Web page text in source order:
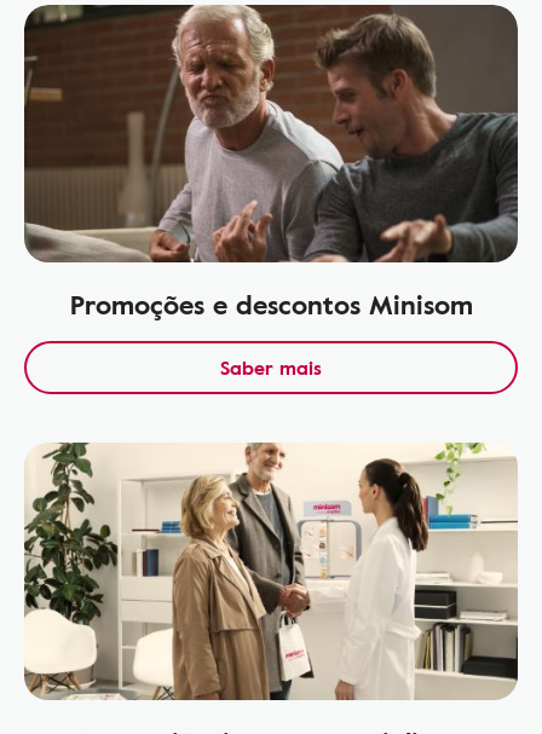
Promoções e descontos Minisom
Saber mais